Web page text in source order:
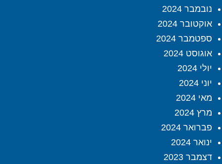
נובמבר 2024
אוקטובר 2024
ספטמבר 2024
אוגוסט 2024
יולי 2024
יוני 2024
מאי 2024
מרץ 2024
פברואר 2024
ינואר 2024
דצמבר 2023